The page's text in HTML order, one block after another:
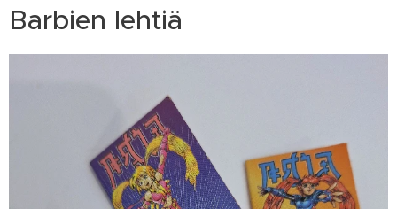
Barbien lehtiä